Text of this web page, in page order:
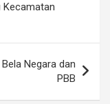
Kecamatan
Negara dan
PBB